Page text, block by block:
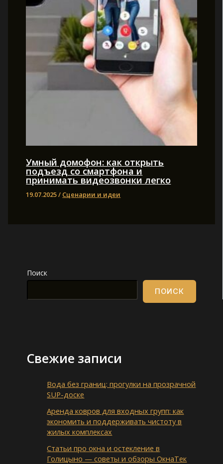
Умный домофон: как открыть
подъезд со смартфона и
принимать видеозвонки легко
19.07.2025/ Сценарии и идеи
Поиск
ПОИСК
Свежие записи
Вода без границ: прогулки на прозрачной
SUP-доске
Аренда ковров для входных групп: как
экономить и поддерживать чистоту в
жилых комплексах
Статьи про окна и остекление в
Голицыно — советы и обзоры ОкнаТек